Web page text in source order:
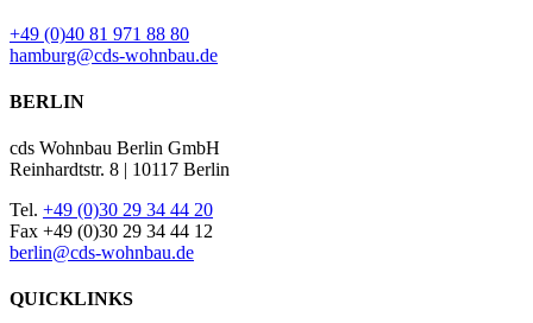
+49 (0)40 81 971 88 80
hamburg@cds-wohnbau.de
BERLIN
cds Wohnbau Berlin GmbH
Reinhardtstr. 8 | 10117 Berlin
Tel. +49 (0)30 29 34 44 20
Fax +49 (0)30 29 34 44 12
berlin@cds-wohnbau.de
QUICKLINKS